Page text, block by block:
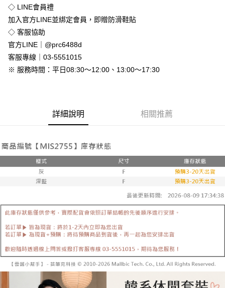
全家付款取貨
免運費
付款後全家取貨
免運費
7-11付款取貨
離島郵局配送
每筆NT$90，滿NT$999(含以上)免運費
【宇迅國際】限一般住址，不支援智能櫃 查看運費
◇ LINE會員禮
加入官方LINE並綁定會員，即贈防滑鞋貼
◇ 客服協助
官方LINE｜@prc6488d
客服專線｜03-5551015
※ 服務時間：平日08:30～12:00、13:00～17:30
詳細說明 相關推薦